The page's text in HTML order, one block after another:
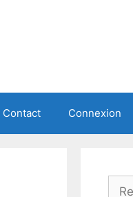
Contact Connexion